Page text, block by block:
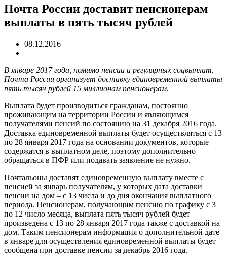
Почта России доставит пенсионерам
выплаты в пять тысяч рублей
08.12.2016
В январе 2017 года, помимо пенсии и регулярных соцвыплат,
Почта России организует доставку единовременной выплаты
пять тысяч рублей 15 миллионам пенсионерам.
Выплата будет производиться гражданам, постоянно
проживающим на территории России и являющимся
получателями пенсий по состоянию на 31 декабря 2016 года.
Доставка единовременной выплаты будет осуществляться с 13
по 28 января 2017 года на основании документов, которые
содержатся в выплатном деле, поэтому дополнительно
обращаться в ПФР или подавать заявление не нужно.
Почтальоны доставят единовременную выплату вместе с
пенсией за январь получателям, у которых дата доставки
пенсии на дом – с 13 числа и до дня окончания выплатного
периода. Пенсионерам, получающим пенсию по графику с 3
по 12 число месяца, выплата пять тысяч рублей будет
произведена с 13 по 28 января 2017 года также с доставкой на
дом. Таким пенсионерам информация о дополнительной дате
в январе для осуществления единовременной выплаты будет
сообщена при доставке пенсии за декабрь 2016 года.